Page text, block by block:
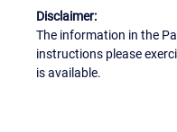
Disclaimer:
The information in the
instructions please
is available.